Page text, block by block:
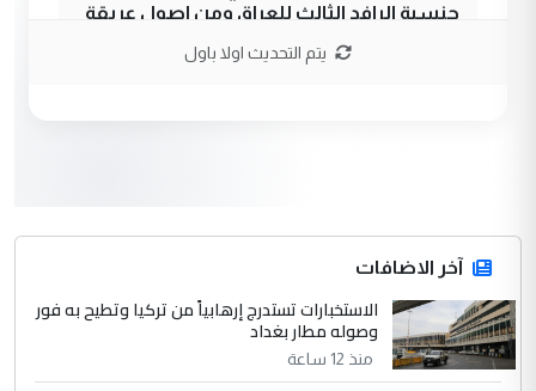
جنسية الرافد الثالث للعراق ومن اصول عريقة
جنسية الرافد الثالث للعراق ومن اصول عريقة
ابا فرات ...
الموضوع :
الجواهري يرد على صدام حسين سل
مضجعيك يابن الزنا (نص كامل)
يتم التحديث اولا باول
آخر الاضافات
الاستخبارات تستدرج إرهابياً من تركيا وتطيح به فور
وصوله مطار بغداد
منذ 12 ساعة